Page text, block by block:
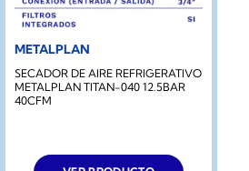
METALPLAN
SECADOR DE AIRE REFRIGERATIVO
METALPLAN TITAN-040 12.5BAR
40CFM